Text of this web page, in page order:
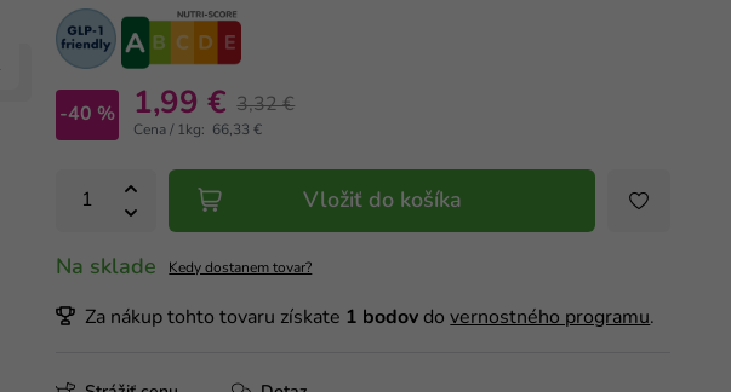
-40 % 1,99 € 3,32 €
Cena / 1kg: 66,33 €
Vložiť do košíka
Na sklade Kedy dostanem tovar?
Za nákup tohto tovaru získate 1 bodov dovernostného programu.